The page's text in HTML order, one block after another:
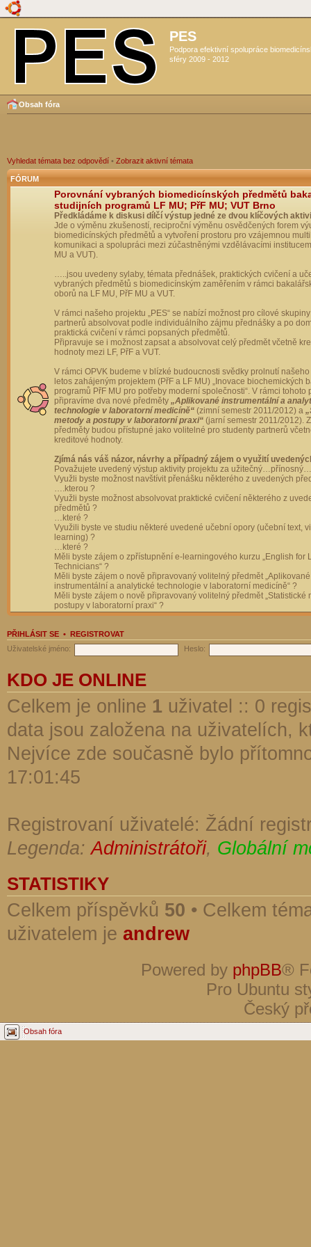
PES
Podpora efektivní spolupráce
sféry 2009 - 2012
Obsah fóra
Vyhledat témata bez odpovědí • Zobrazit aktivní témata
FÓRUM
Porovnání vybraných biomedicínských předmětů
studijních programů LF MU; PřF MU; VUT Brno
Předkládáme k diskusi dílčí výstup jedné ze dvou klíčových
Jde o výměnu zkušeností, reciproční výměnu osvědčených forem
biomedicínských předmětů a vytvoření prostoru pro vzájemnou
komunikaci a spolupráci mezi zúčastněnými vzdělávacími
MU a VUT).
…..jsou uvedeny sylaby, témata přednášek, praktických cvičení a
vybraných předmětů s biomedicínským zaměřením v rámci
oborů na LF MU, PřF MU a VUT.
V rámci našeho projektu „PES“ se nabízí možnost pro cílové
partnerů absolvovat podle individuálního zájmu přednášky a po
praktická cvičení v rámci popsaných předmětů.
Připravuje se i možnost zapsat a absolvovat celý předmět včetně
hodnoty mezi LF, PřF a VUT.
V rámci OPVK budeme v blízké budoucnosti svědky prolnutí
letos zahájeným projektem (PřF a LF MU) „Inovace biochemických
programů PřF MU pro potřeby moderní společnosti“. V rámci tohoto
připravíme dva nové předměty „Aplikované instrumentální a
technologie v laboratorní medicíně“ (zimní semestr 2011/2012) a
metody a postupy v laboratorní praxi“ (jarní semestr 2011/2012).
předměty budou přístupné jako volitelné pro studenty partnerů
kreditové hodnoty.
Zjímá nás váš názor, návrhy a případný zájem o využití
Považujete uvedený výstup aktivity projektu za
Využli byste možnost navštívit přenášku některého z uvedených
….kterou ?
Využli byste možnost absolvovat praktické cvičení některého z
předmětů ?
…které ?
Využili byste ve studiu některé uvedené učební opory (učební text,
learning) ?
…které ?
Měli byste zájem o zpřístupnění e-learningového kurzu „English for
Technicians“ ?
Měli byste zájem o nově připravovaný volitelný předmět „Aplikované
instrumentální a analytické technologie v laboratorní medicíně“ ?
Měli byste zájem o nově připravovaný volitelný předmět „Statistické
postupy v laboratorní praxi“ ?
PŘIHLÁSIT SE • REGISTROVAT
Uživatelské jméno:
Heslo:
KDO JE ONLINE
Celkem je online 1 uživatel :: 0
data jsou založena na uživatelích,
Nejvíce zde současně bylo
17:01:45
Registrovaní uživatelé: Žádní
Legenda:Administrátoři, Globální
STATISTIKY
Celkem příspěvků 50 • Celkem
uživatelem je andrew
Powered by phpBB®
Pro Ubuntu
Český
Obsah fóra